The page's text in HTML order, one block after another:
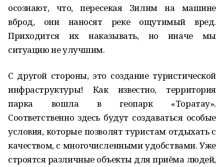
осознают, что, пересекая Зилим на машине
вброд, они наносят реке ощутимый вред.
Приходится их наказывать, но иначе мы
ситуацию не улучшим.
С другой стороны, это создание туристической
инфраструктуры! Как известно, территория
парка вошла в геопарк «Торатау».
Соответственно здесь будут создаваться особые
условия, которые позволят туристам отдыхать с
качеством, с многочисленными удобствами. Уже
строятся различные объекты для приёма людей,